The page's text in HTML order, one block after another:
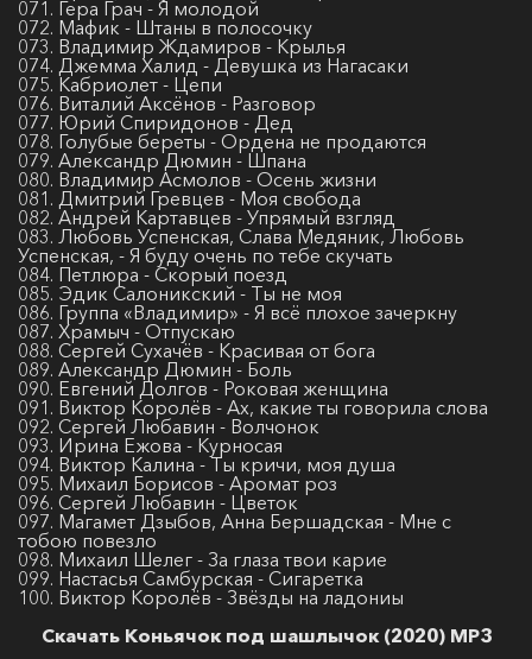
071. Гера Грач - Я молодой
072. Мафик - Штаны в полосочку
073. Владимир Ждамиров - Крылья
074. Джемма Халид - Девушка из Нагасаки
075. Кабриолет - Цепи
076. Виталий Аксёнов - Разговор
077. Юрий Спиридонов - Дед
078. Голубые береты - Ордена не продаются
079. Александр Дюмин - Шпана
080. Владимир Асмолов - Осень жизни
081. Дмитрий Гревцев - Моя свобода
082. Андрей Картавцев - Упрямый взгляд
083. Любовь Успенская, Слава Медяник, Любовь
Успенская, - Я буду очень по тебе скучать
084. Петлюра - Скорый поезд
085. Эдик Салоникский - Ты не моя
086. Группа «Владимир» - Я всё плохое зачеркну
087. Храмыч - Отпускаю
088. Сергей Сухачёв - Красивая от бога
089. Александр Дюмин - Боль
090. Евгений Долгов - Роковая женщина
091. Виктор Королёв - Ах, какие ты говорила слова
092. Сергей Любавин - Волчонок
093. Ирина Ежова - Курносая
094. Виктор Калина - Ты кричи, моя душа
095. Михаил Борисов - Аромат роз
096. Сергей Любавин - Цветок
097. Магамет Дзыбов, Анна Бершадская - Мне с
тобою повезло
098. Михаил Шелег - За глаза твои карие
099. Настасья Самбурская - Сигаретка
100. Виктор Королёв - Звёзды на ладониы
Скачать Коньячок под шашлычок (2020) MP3